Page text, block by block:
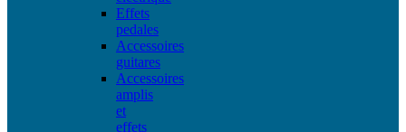
Effets
pedales
Accessoires
guitares
Accessoires
amplis
et
effets